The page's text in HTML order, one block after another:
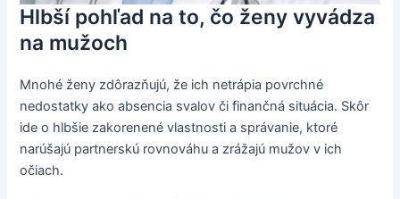
Hlbší pohľad na to, čo ženy vyvádza
na mužoch
Mnohé ženy zdôrazňujú, že ich netrápia povrchné
nedostatky ako absencia svalov či finančná situácia. Skôr
ide o hlbšie zakorenené vlastnosti a správanie, ktoré
narúšajú partnerskú rovnováhu a zrážajú mužov v ich
očiach.